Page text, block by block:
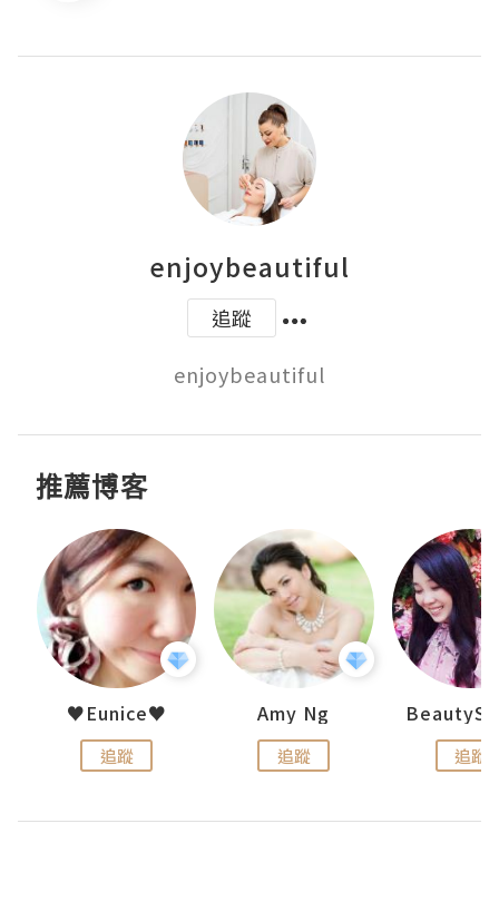
enjoybeautiful
追蹤
enjoybeautiful
推薦博客
♥Eunice♥
追蹤
Amy Ng
追蹤 追蹤